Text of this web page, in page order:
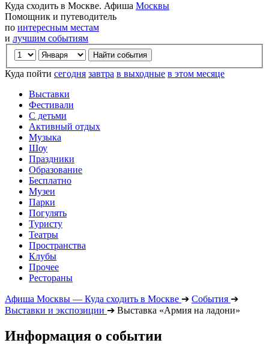
Куда сходить в Москве. Афиша Москвы
Помощник и путеводитель
по интересным местам
и лучшим событиям
Куда пойти сегодня завтра в выходные в этом месяце
Выставки
Фестивали
С детьми
Активный отдых
Музыка
Шоу
Праздники
Образование
Бесплатно
Музеи
Парки
Погулять
Туристу
Театры
Пространства
Клубы
Прочее
Рестораны
Афиша Москвы — Куда сходить в Москве ➔ События ➔
Выставки и экспозиции ➔ Выставка «Армия на ладони»
Информация о событии